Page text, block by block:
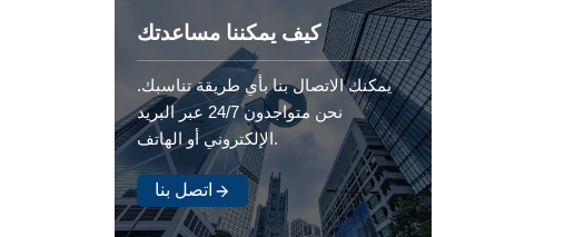
كيف يمكننا مساعدتك
يمكنك الاتصال بنا بأي طريقة تناسبك.
نحن متواجدون 24/7 عبر البريد
الإلكتروني أو الهاتف.
اتصل بنا